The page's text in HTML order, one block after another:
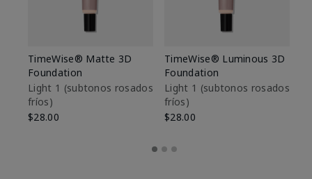
TimeWise® Matte 3D
Foundation
Light 1​ (subtonos rosados
fríos)
$28.00
TimeWise® Luminous 3D
Foundation
Light 1​ (subtonos rosados
fríos)
$28.00